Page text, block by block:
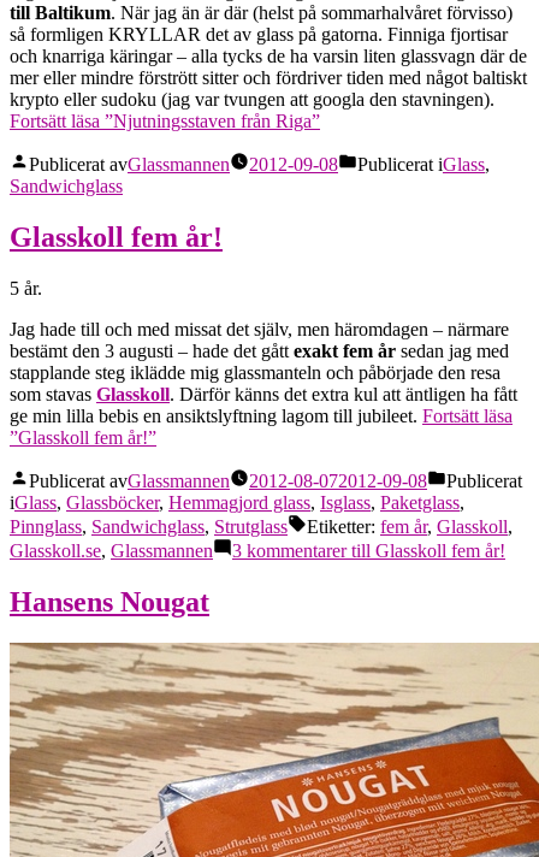
till Baltikum. När jag än är där (helst på sommarhalvåret förvisso)
så formligen KRYLLAR det av glass på gatorna. Finniga fjortisar
och knarriga käringar – alla tycks de ha varsin liten glassvagn där de
mer eller mindre förstrött sitter och fördriver tiden med något baltiskt
krypto eller sudoku (jag var tvungen att googla den stavningen).
Fortsätt läsa ”Njutningsstaven från Riga”
Publicerat avGlassmannen 2012-09-08 Publicerat iGlass,
Sandwichglass
Glasskoll fem år!
5 år.
Jag hade till och med missat det själv, men häromdagen – närmare
bestämt den 3 augusti – hade det gått exakt fem år sedan jag med
stapplande steg iklädde mig glassmanteln och påbörjade den resa
som stavas Glasskoll. Därför känns det extra kul att äntligen ha fått
ge min lilla bebis en ansiktslyftning lagom till jubileet. Fortsätt läsa
”Glasskoll fem år!”
Publicerat avGlassmannen 2012-08-072012-09-08
Publicerat
iGlass, Glassböcker, Hemmagjord glass, Isglass, Paketglass,
Pinnglass, Sandwichglass, Strutglass Etiketter: fem år, Glasskoll,
Glasskoll.se, Glassmannen 3 kommentarertill Glasskoll fem år!
Hansens Nougat